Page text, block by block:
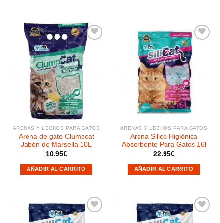
Añadir
ARENAS Y LECHOS PARA GATOS
Arena de gato Clumpcat
Jabón de Marsella 10L
10.95€
AÑADIR AL CARRITO
Añadir
lista de
deseos
ARENAS Y LECHOS PARA GATOS
Arena Silice Higiénica
Absorbente Para Gatos 16l
22.95€
AÑADIR AL CARRITO